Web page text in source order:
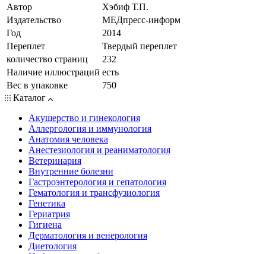
Автор
Хэбиф Т.П.
Издательство
МЕДпресс-информ
Год
2014
Переплет
Твердый переплет
количество страниц
232
Наличие иллюстраций есть
Вес в упаковке
750
Каталог
Акушерство и гинекология
Аллергология и иммунология
Анатомия человека
Анестезиология и реаниматология
Ветеринария
Внутренние болезни
Гастроэнтерология и гепатология
Гематология и трансфузиология
Генетика
Гериатрия
Гигиена
Дерматология и венерология
Диетология